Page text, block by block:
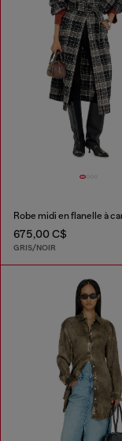
675,00 C$
GRIS/NOIR